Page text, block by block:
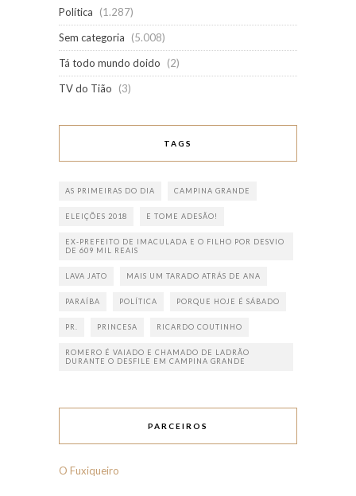
Política
(1.287)
Sem categoria
(5.008)
Tá todo mundo doido
(2)
TV do Tião
(3)
TAGS
AS PRIMEIRAS DO DIA CAMPINA GRANDE
ELEIÇÕES 2018 E TOME ADESÃO!
EX-PREFEITO DE IMACULADA E O FILHO POR DESVIO
DE 609 MIL REAIS
LAVA JATO MAIS UM TARADO ATRÁS DE ANA
PARAÍBA POLÍTICA PORQUE HOJE É SÁBADO
PR. PRINCESA RICARDO COUTINHO
ROMERO É VAIADO E CHAMADO DE LADRÃO
DURANTE O DESFILE EM CAMPINA GRANDE
PARCEIROS
O Fuxiqueiro